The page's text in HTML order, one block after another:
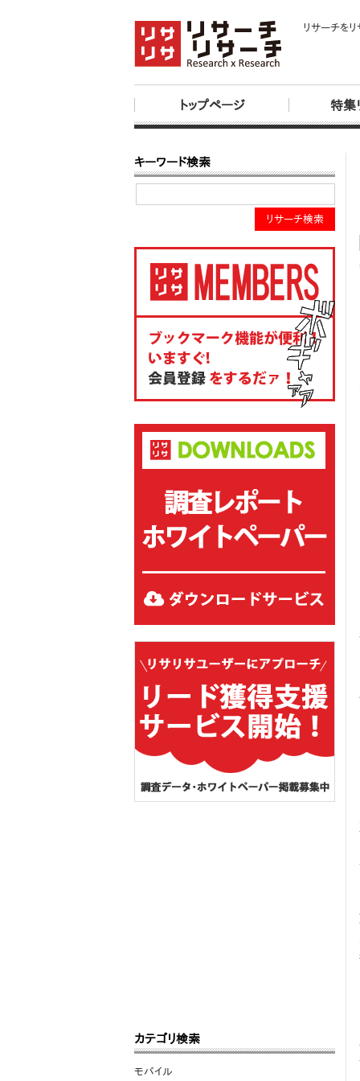
リサーチを
トップページ 特集
キーワード検索
リサーチ検索
カテゴリ検索
モバイル